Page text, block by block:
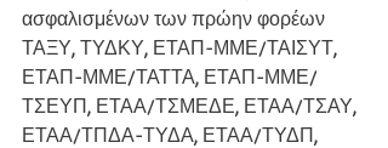
ασφαλισμένων των πρώην φορέων
ΤΑΞΥ, ΤΥΔΚΥ, ΕΤΑΠ-ΜΜΕ/ΤΑΙΣΥΤ,
ΕΤΑΠ-ΜΜΕ/ΤΑΤΤΑ, ΕΤΑΠ-ΜΜΕ/
ΤΣΕΥΠ, ΕΤΑΑ/ΤΣΜΕΔΕ, ΕΤΑΑ/ΤΣΑΥ,
ΕΤΑΑ/ΤΠΔΑ-ΤΥΔΑ, ΕΤΑΑ/ΤΥΔΠ,